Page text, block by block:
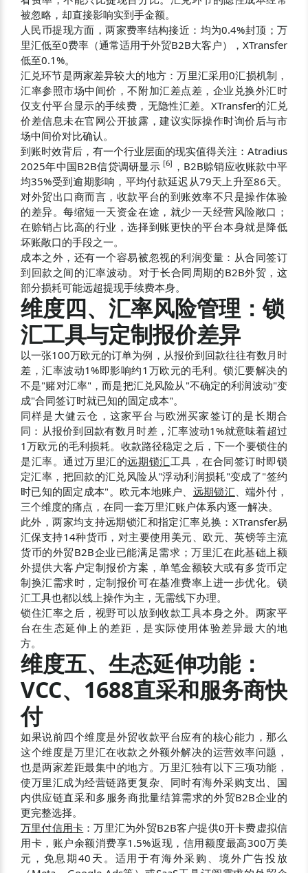
被忽略，却直接影响实到手金额。
人民币提现方面，两家费率结构接近：均为0.4%封顶；万
里汇低至0费率（通常适用于外贸B2B大客户），XTransfer
低至0.1%。
汇兑环节是两家差异较大的地方：万里汇采用0汇损机制，
汇率参照市场中间价，不附加汇差点差，企业兑换外汇时
仅支付平台显示的手续费，无隐性汇差。XTransfer的汇兑
价差信息未在官网公开披露，建议实际操作时询价后与市
场中间价对比确认。
到账时效背后，有一个行业层面的现实值得关注：Atradius
2025年中国B2B信贷调研显示 [6] ，B2B赊销应收账款中平
均35%受到逾期影响，平均付款延迟从79天上升至86天。
对外贸出口商而言，收款平台的到账效率不只是操作体验
的差异。每缩短一天资金在途，就少一天经营风险敞口；
在赊销占比高的行业，选择到账更快的平台本身就是降低
坏账敞口的手段之一。
成本之外，还有一个容易被忽视的利润变量：从合同签订
到回款之间的汇率波动。对于长合同周期的B2B外贸，这
部分损耗可能远超提现手续费本身。
维度四、汇率风险管理：锁
汇工具与定制报价差异
以一张100万欧元的订单为例，从报价到回款往往有数月时
差，汇率波动1%即影响约1万欧元的毛利。锁汇要解决的
不是"赌对汇率"，而是把汇兑风险从"不确定的利润波动"变
成"合同签订时就已知的固定成本"。
同样是大健云仓，这家平台与欧洲买家签订的是长期合
同：从报价到回款有数月时差，汇率波动1%就意味着超过
1万欧元的毛利损耗。收款路径稳定之后，下一个要锁住的
是汇率。通过万里汇的远期锁汇工具，在合同签订时即锁
定汇率，把回款的汇兑风险从"浮动利润损耗"变成了"签约
时已知的固定成本"。欧元本地账户、 远期锁汇 、端外付，
三个维度的痛点，在同一套万里汇账户体系内逐一解决。
此外，两家均支持远期锁汇和指定汇率兑换：XTransfer易
汇保支持14种货币，对主要使用美元、欧元、英镑等主流
货币的外贸B2B企业已能满足需求；万里汇在此基础上额
外提供大客户定制报价方案，单笔金额较大或有多货币定
制换汇需求时，定制报价可在基准费率上进一步优化。锁
汇工具也都以线上操作为主，无需线下办理。
锁住汇率之后，视野可以放到收款工具本身之外。两家平
台在生态延伸上的差距，是实际使用体验差异最大的地
方。
维度五、生态延伸功能：
VCC、1688直采和服务商快
付
如果说前四个维度是外贸收款平台应有的核心能力，那么
这个维度是万里汇在收款之外额外解决的运营效率问题，
也是两家差距最集中的地方。万里汇独有以下三项功能，
使万里汇成为经营链路更复杂、同时有海外采购支出、国
内供应链直采和多服务商批量结算需求的外贸B2B企业的
更完整选择。
万里付信用卡 ：万里汇为外贸B2B客户提供0开卡费虚拟信
用卡，账户余额消费享1.5%返现，信用额度最高300万美
元，免息期40天。适用于有海外采购、境外广告投放